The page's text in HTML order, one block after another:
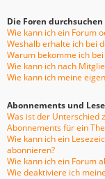
Die Foren durchsuchen
Wie kann ich ein Forum
Weshalb erhalte ich bei
Warum bekomme ich
Wie kann ich nach
Wie kann ich meine
Abonnements und
Was ist der Unterschied
Abonnements für ein
Wie kann ich ein
abonnieren?
Wie kann ich ein Forum
Wie deaktiviere ich